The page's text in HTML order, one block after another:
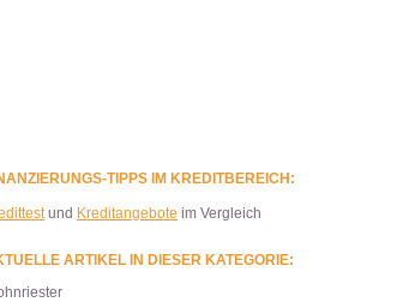
TIPPS IM KREDITBEREICH:
und Kreditangebote im Vergleich
ARTIKEL IN DIESER KATEGORIE: